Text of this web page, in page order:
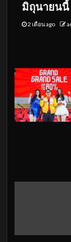
มิถุนายนนี้
2 เดือน ago